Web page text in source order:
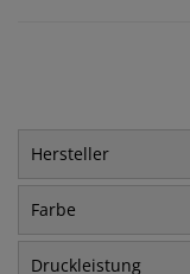
Hersteller
Farbe
Druckleistung